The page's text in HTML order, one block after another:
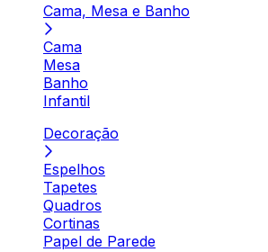
Cama, Mesa e Banho
Cama
Mesa
Banho
Infantil
Decoração
Espelhos
Tapetes
Quadros
Cortinas
Papel de Parede